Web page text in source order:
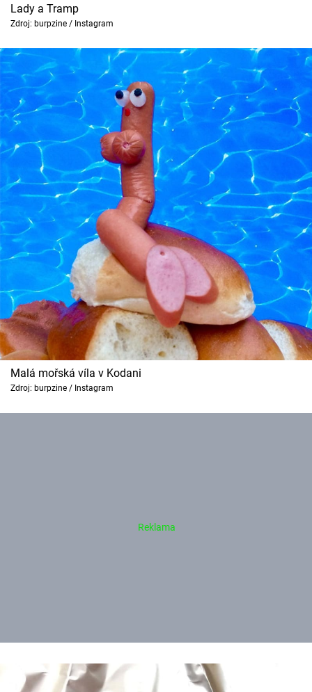
Lady a Tramp
Zdroj: burpzine / Instagram
Malá mořská víla v Kodani
Zdroj: burpzine / Instagram